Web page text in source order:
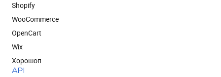
Shopify
WooCommerce
OpenCart
Wix
Хорошоп
API